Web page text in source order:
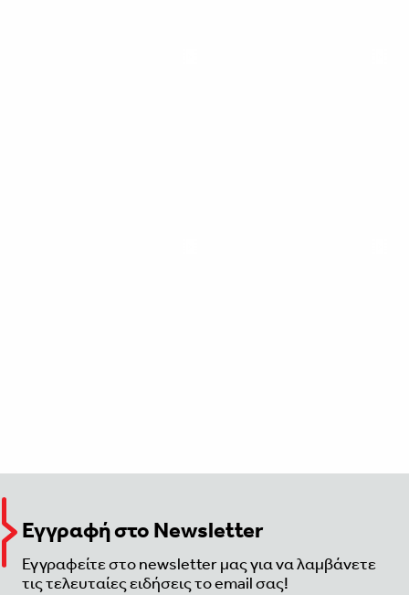
Εγγραφή στο Newsletter
Εγγραφείτε στο newsletter μας για να λαμβάνετε
τις τελευταίες ειδήσεις το email σας!